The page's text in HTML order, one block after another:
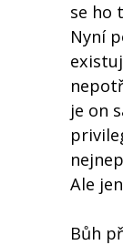
se ho
Nyní
je on
Ale
Bůh